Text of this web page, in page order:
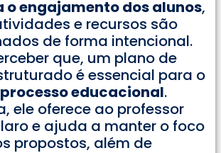
o engajamento dos alunos,
e recursos são
de forma intencional.
que, um plano de
é essencial para o
educacional.
ele oferece ao professor
e ajuda a manter o foco
propostos, além de